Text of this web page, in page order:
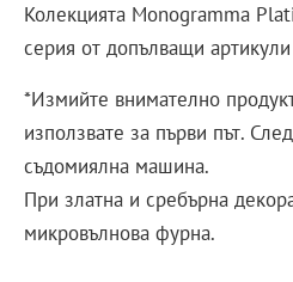
Колекцията Monogramma
серия от допълващи
*Измийте внимателно
използвате за първи път.
съдомиялна машина.
При златна и сребърна
микровълнова фурна.